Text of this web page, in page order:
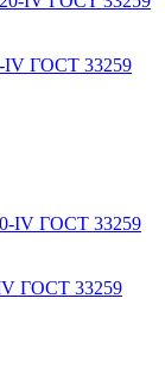
IV ГОСТ 33259
ГОСТ 33259